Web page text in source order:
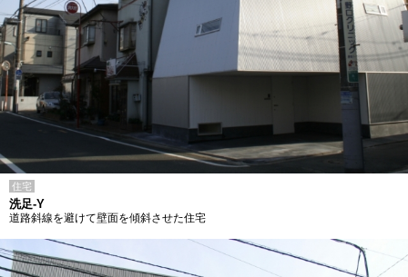
住宅
洗足-Y
道路斜線を避けて壁面を傾斜させた住宅